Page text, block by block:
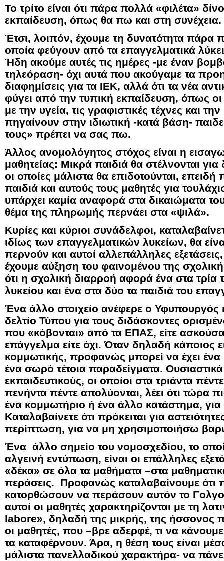
Το τρίτο είναι ότι πάρα πολλά «φιλέτα»
εκπαίδευση, όπως θα πω και στη συνέχεια.
Έτσι, λοιπόν, έχουμε τη δυνατότητα πάρα
οποία φεύγουν από τα επαγγελματικά
Ήδη ακούμε αυτές τις ημέρες -με έναν
τηλεόραση- όχι αυτά που ακούγαμε τα
διαφημίσεις για τα ΙΕΚ, αλλά ότι τα νέα
φύγει από την τυπική εκπαίδευση, όπως
με την υγεία, τις γραφιστικές τέχνες και
πηγαίνουν στην ιδιωτική -κατά βάση-
τους» πρέπει να σας πω.
Άλλος ανομολόγητος στόχος είναι η
μαθητείας: Μικρά παιδιά θα στέλνονται για
οι οποίες μάλιστα θα επιδοτούνται,
παιδιά και αυτούς τους μαθητές για
υπάρχει καμία αναφορά στα δικαιώματα
θέμα της πληρωμής περνάει στα «ψιλά».
Κυρίες και κύριοι συνάδελφοι,
ιδίως των επαγγελματικών λυκείων, θα
περνούν και αυτοί αλλεπάλληλες
έχουμε αύξηση του φαινομένου της
ότι η σχολική διαρροή αφορά ένα στα τρία
λυκείου και ένα στα δύο τα παιδιά του
Ένα άλλο στοιχείο ανέφερε ο Υφυπουργός
δελτίο Τύπου για τους διδάσκοντες
που «κόβονται» από τα ΕΠΑΣ, είτε
επάγγελμα είτε όχι. Όταν δηλαδή κάποιος
κομμωτικής, προφανώς μπορεί να έχει
ένα σωρό τέτοια παραδείγματα.
εκπαιδευτικούς, οι οποίοι στα τριάντα
πενήντα πέντε απολύονται, λέει ότι τώρα
ένα κομμωτήριο ή ένα άλλο κατάστημα,
Καταλαβαίνετε ότι πρόκειται για
περίπτωση, για να μη χρησιμοποιήσω
Ένα άλλο σημείο του νομοσχεδίου, το
αλγεινή εντύπωση, είναι οι επάλληλες
«δέκα» σε όλα τα μαθήματα –στα
περάσεις. Προφανώς καταλαβαίνουμε ότι
κατορθώσουν να περάσουν αυτόν το
αυτοί οι μαθητές χαρακτηρίζονται με τη
labore», δηλαδή της μικρής, της ήσσονος
οι μαθητές, που –βρε αδερφέ, τι να
τα καταφέρνουν. Άρα, η θέση τους είναι
μάλιστα πανελλαδικού χαρακτήρα- να πάνε